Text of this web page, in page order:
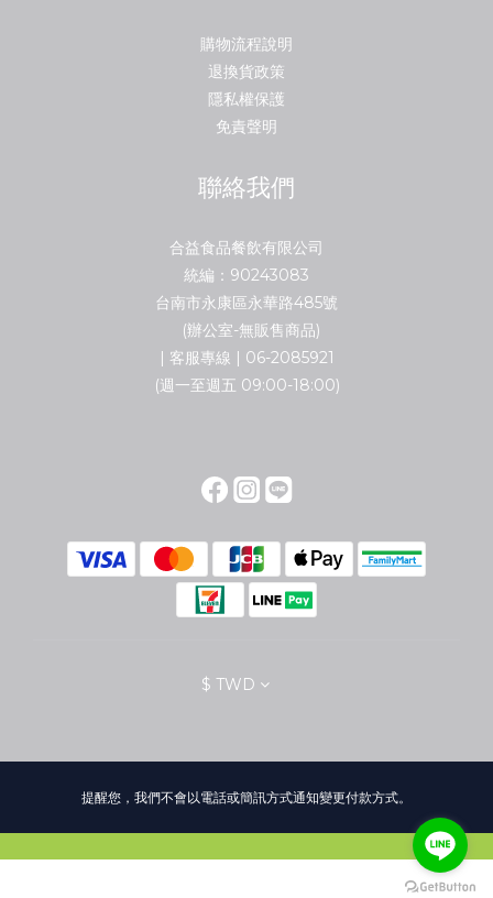
購物流程說明
退換貨政策
隱私權保護
免責聲明
聯絡我們
合益食品餐飲有限公司
統編：90243083
台南市永康區永華路485號
(辦公室-無販售商品)
| 客服專線 | 06-2085921
(週一至週五 09:00-18:00)
$ TWD
提醒您，我們不會以電話或簡訊方式通知變更付款方式。